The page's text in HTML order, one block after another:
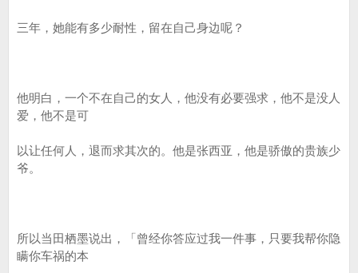
三年，她能有多少耐性，留在自己身边呢？
他明白，一个不在自己的女人，他没有必要强求，他不是没人
爱，他不是可
以让任何人，退而求其次的。他是张西亚，他是骄傲的贵族少
爷。
所以当田栖墨说出，「曾经你答应过我一件事，只要我帮你隐
瞒你车祸的本